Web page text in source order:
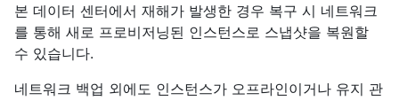
본 데이터 센터에서 재해가 발생한 경우 복구 시 네트워크
를 통해 새로 프로비저닝된 인스턴스로 스냅샷을 복원할
수 있습니다.
네트워크 백업 외에도 인스턴스가 오프라인이거나 유지 관